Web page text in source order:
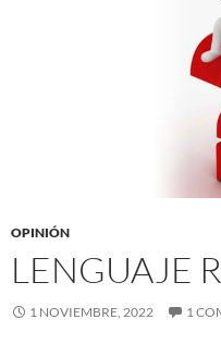
OPINIÓN
LENGUAJE
1 NOVIEMBRE, 2022 1